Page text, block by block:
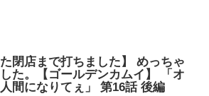
た閉店まで打ちました】 めっちゃ
た。【ゴールデンカムイ】 「オ
間になりてぇ」 第16話 後編